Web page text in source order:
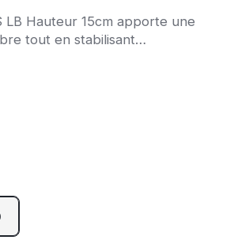
LB Hauteur 15cm apporte une
tout en stabilisant